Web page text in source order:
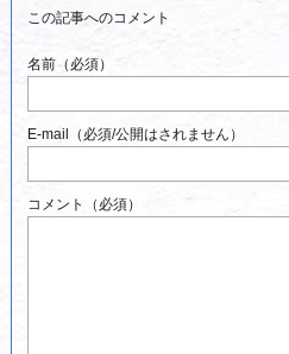
この記事へのコメント
名前（必須）
E-mail（必須/公開はされません）
コメント（必須）